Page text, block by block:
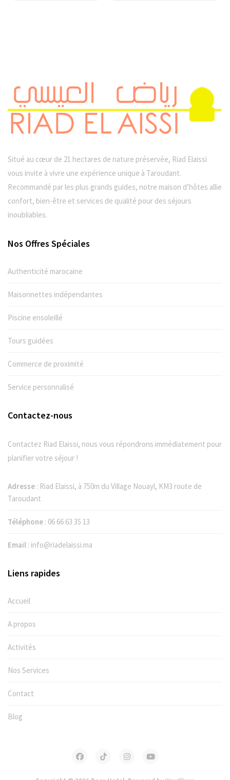
Situé au cœur de 21 hectares de nature préservée, Riad Elaissi
vous invite à vivre une expérience unique à Taroudant.
Recommandé par les plus grands guides, notre maison d’hôtes allie
confort, bien-être et services de qualité pour des séjours
inoubliables.
Nos Offres Spéciales
Authenticité marocaine
Maisonnettes indépendantes
Piscine ensoleillé
Tours guidées
Commerce de proximité
Service personnalisé
Contactez-nous
Contactez Riad Elaissi, nous vous répondrons immédiatement pour
planifier votre séjour !
Adresse : Riad Elaissi, à 750m du Village Nouayl, KM3 route de
Taroudant
Téléphone : 06 66 63 35 13
Email : info@riadelaissi.ma
Liens rapides
Accueil
A propos
Activités
Nos Services
Contact
Blog